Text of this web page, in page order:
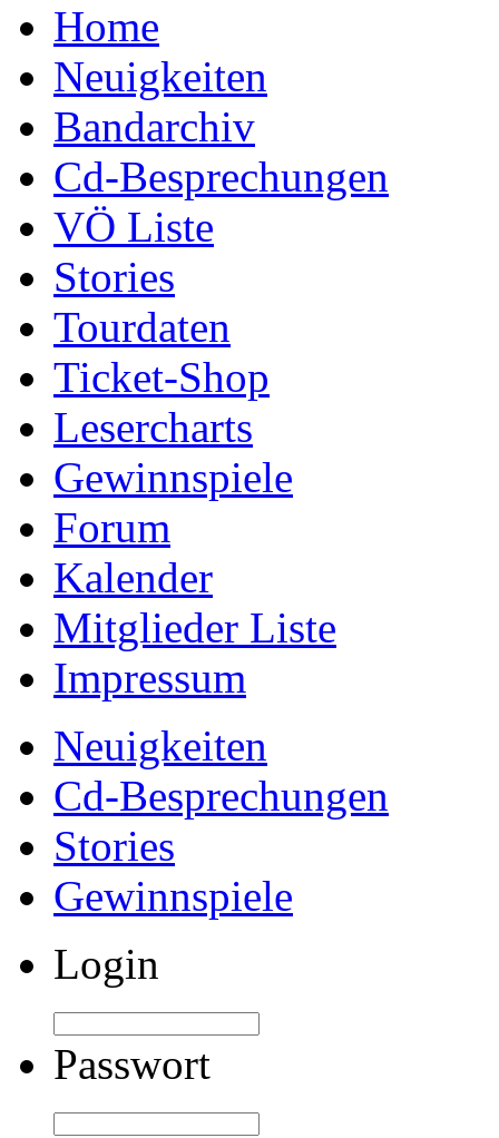
Home
Neuigkeiten
Bandarchiv
Cd-Besprechungen
VÖ Liste
Stories
Tourdaten
Ticket-Shop
Lesercharts
Gewinnspiele
Forum
Kalender
Mitglieder Liste
Impressum
Neuigkeiten
Cd-Besprechungen
Stories
Gewinnspiele
Login
Passwort